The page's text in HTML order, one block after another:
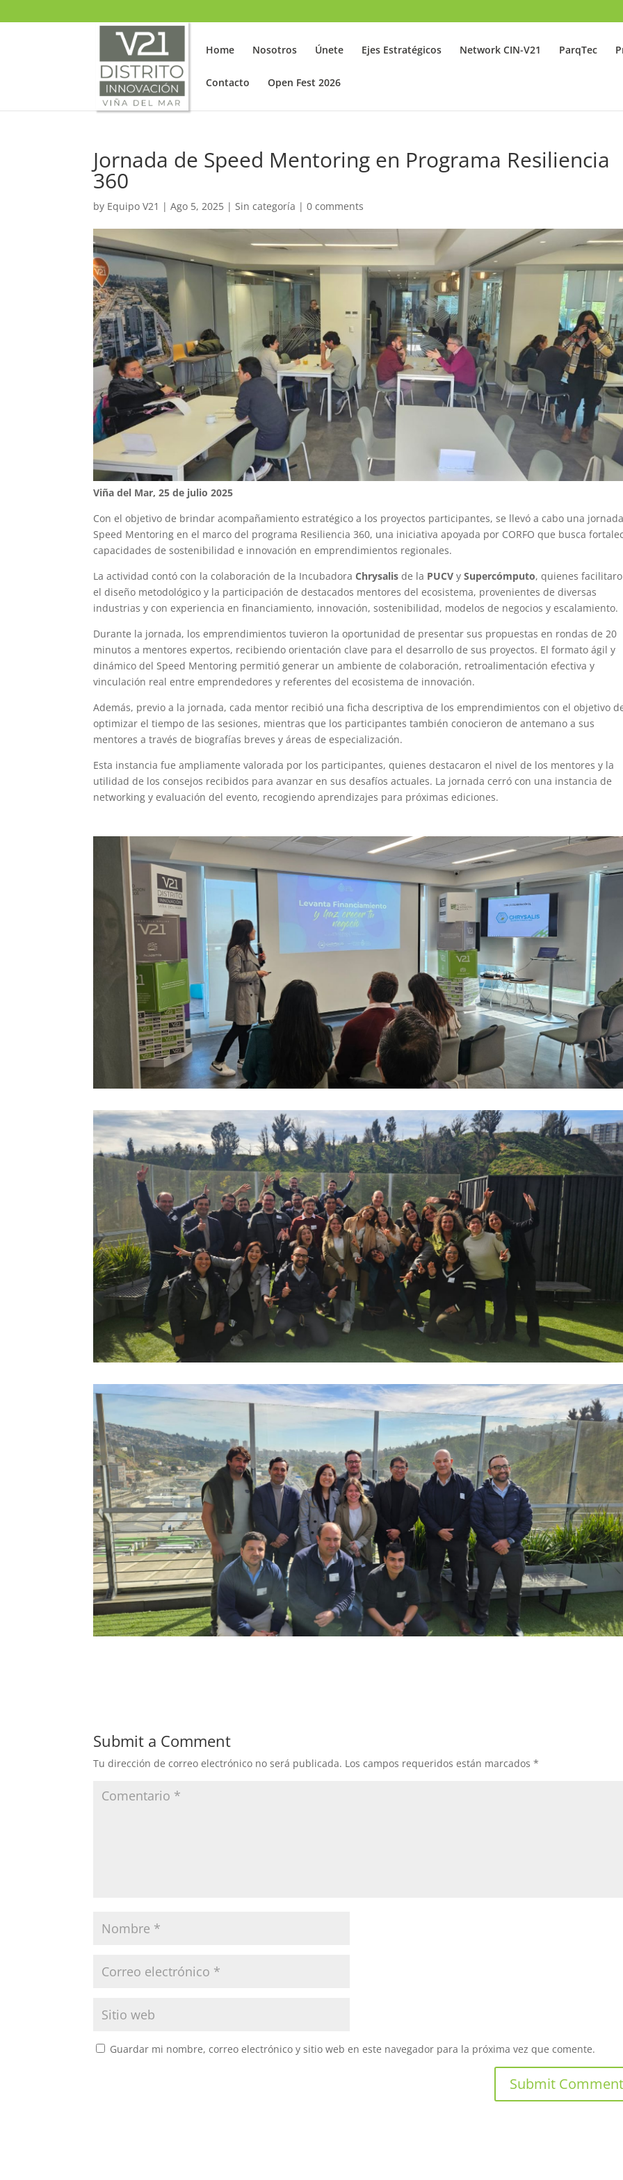
Home Nosotros Únete Ejes Estratégicos Network CIN-V21 ParqTec
Contacto Open Fest 2026
Jornada de Speed Mentoring en Programa Resiliencia
360
by Equipo V21 |Ago 5, 2025 |Sin categoría |0 comments
Viña del Mar, 25 de julio 2025
Con el objetivo de brindar acompañamiento estratégico a los proyectos participantes, se llevó a cabo una
Speed Mentoring en el marco del programa Resiliencia 360, una iniciativa apoyada por CORFO que busca
capacidades de sostenibilidad e innovación en emprendimientos regionales.
La actividad contó con la colaboración de la IncubadoraChrysalis de la PUCV ySupercómputo, quienes
el diseño metodológico y la participación de destacados mentores del ecosistema, provenientes de diversas
industrias y con experiencia en financiamiento, innovación, sostenibilidad, modelos de negocios y escalamiento.
Durante la jornada, los emprendimientos tuvieron la oportunidad de presentar sus propuestas en rondas de 20
minutos a mentores expertos, recibiendo orientación clave para el desarrollo de sus proyectos. El formato ágil y
dinámico del Speed Mentoring permitió generar un ambiente de colaboración, retroalimentación efectiva y
vinculación real entre emprendedores y referentes del ecosistema de innovación.
Además, previo a la jornada, cada mentor recibió una ficha descriptiva de los emprendimientos con el objetivo
optimizar el tiempo de las sesiones, mientras que los participantes también conocieron de antemano a sus
mentores a través de biografías breves y áreas de especialización.
Esta instancia fue ampliamente valorada por los participantes, quienes destacaron el nivel de los mentores y la
utilidad de los consejos recibidos para avanzar en sus desafíos actuales. La jornada cerró con una instancia de
networking y evaluación del evento, recogiendo aprendizajes para próximas ediciones.
Submit a Comment
Tu dirección de correo electrónico no será publicada. Los campos requeridos están marcados*
Guardar mi nombre, correo electrónico y sitio web en este navegador para la próxima vez que comente.